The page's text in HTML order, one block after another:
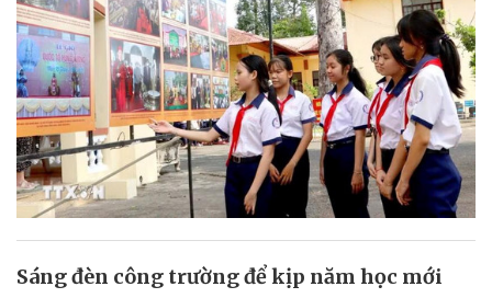
Sáng đèn công trường để kịp năm học mới